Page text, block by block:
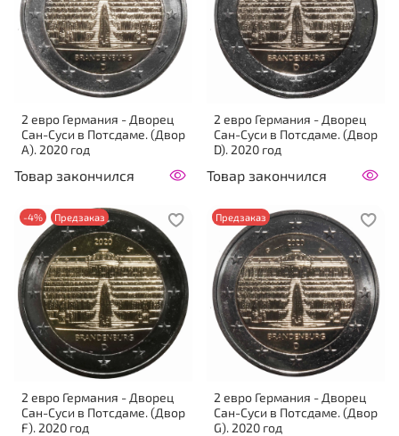
2 евро Германия - Дворец
Сан-Суси в Потсдаме. (Двор
А). 2020 год
Товар закончился
2 евро Германия - Дворец
Сан-Суси в Потсдаме. (Двор
D). 2020 год
Товар закончился
-4% Предзаказ
2 евро Германия - Дворец
Сан-Суси в Потсдаме. (Двор
F). 2020 год
Предзаказ
2 евро Германия - Дворец
Сан-Суси в Потсдаме. (Двор
G). 2020 год